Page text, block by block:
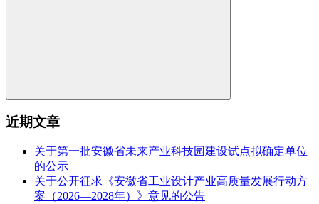
近期文章
关于第一批安徽省未来产业科技园建设试点拟确定单位
的公示
关于公开征求《安徽省工业设计产业高质量发展行动方
案（2026—2028年）》意见的公告